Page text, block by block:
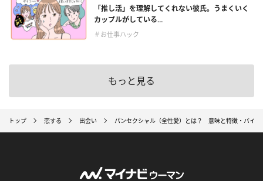
「推し活」を理解してくれない彼氏。うまくいく
カップルがしている...
＃お仕事ハック
もっと見る
トップ 恋する 出会い パンセクシャル（全性愛）とは？ 意味と特徴・バイセ